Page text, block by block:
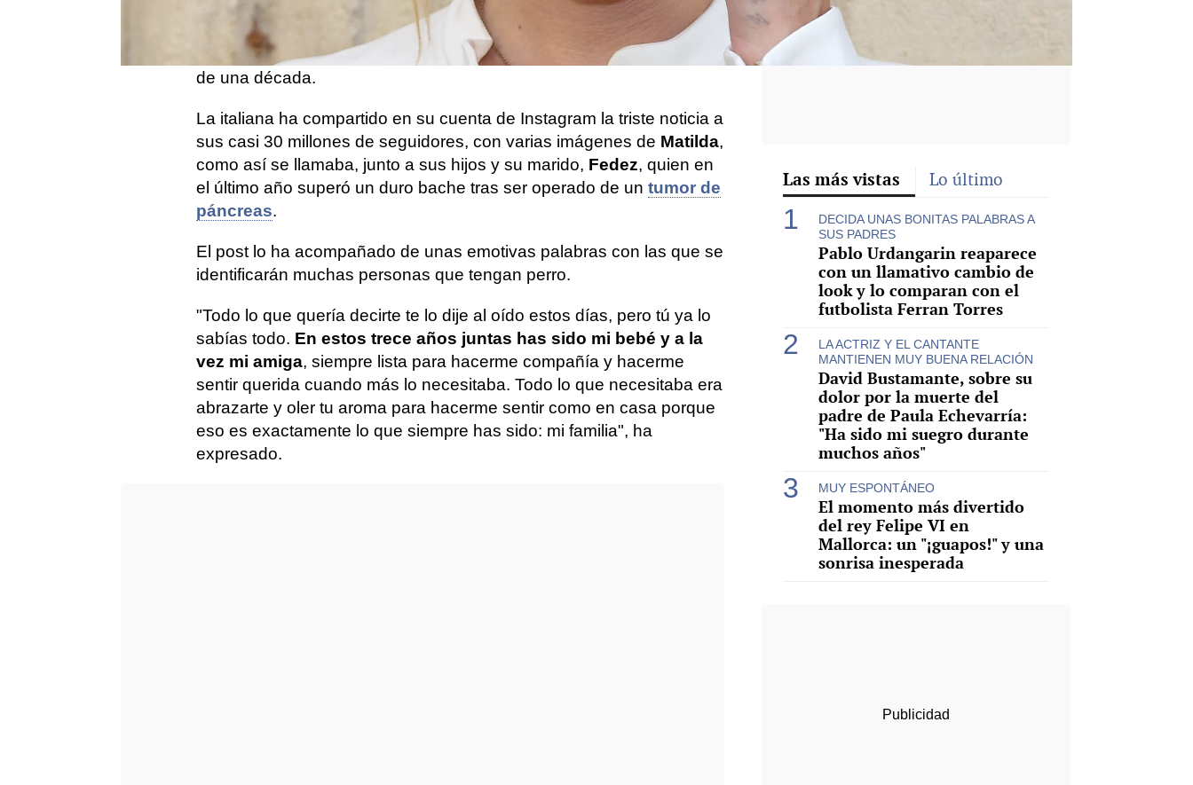
Chiara Ferragni se ha abierto en redes sociales para anunciar
muerte de su perrita
, un bulldog francés. La influencer atraviesa un
momento delicado tras la pérdida de esta compañera de vida de más
de una década.
La italiana ha compartido en su cuenta de Instagram la triste noticia a
sus casi 30 millones de seguidores, con varias imágenes de Matilda,
como así se llamaba, junto a sus hijos y su marido, Fedez, quien en
el último año superó un duro bache tras ser operado de un tumor de
páncreas.
El post lo ha acompañado de unas emotivas palabras con las que se
identificarán muchas personas que tengan perro.
"Todo lo que quería decirte te lo dije al oído estos días, pero tú ya lo
sabías todo. En estos trece años juntas has sido mi bebé y a la
vez mi amiga, siempre lista para hacerme compañía y hacerme
sentir querida cuando más lo necesitaba. Todo lo que necesitaba era
abrazarte y oler tu aroma para hacerme sentir como en casa porque
eso es exactamente lo que siempre has sido: mi familia", ha
expresado.
Las más vistas Lo último
DECIDA UNAS BONITAS PALABRAS A
SUS PADRES
Pablo Urdangarin reaparece
con un llamativo cambio de
look y lo comparan con el
futbolista Ferran Torres
LA ACTRIZ Y EL CANTANTE
MANTIENEN MUY BUENA RELACIÓN
David Bustamante, sobre su
dolor por la muerte del
padre de Paula Echevarría:
"Ha sido mi suegro durante
muchos años"
MUY ESPONTÁNEO
El momento más divertido
del rey Felipe VI en
Mallorca: un "¡guapos!" y una
sonrisa inesperada